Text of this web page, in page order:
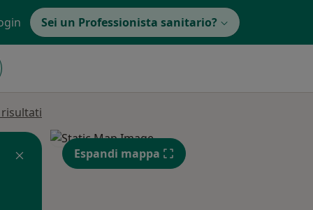
Sei un Professionista sanitario?
Espandi mappa